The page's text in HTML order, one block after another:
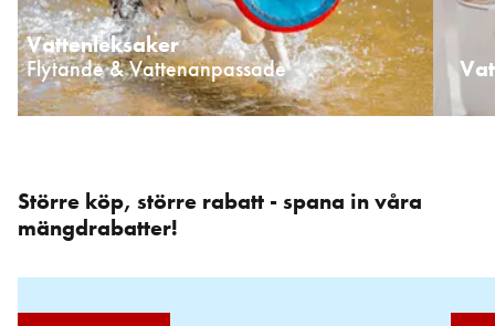
Vattenleksaker
Flytande & Vattenanpassade
Större köp, större rabatt - spana in våra
mängdrabatter!
Hoppa
över
karusellen